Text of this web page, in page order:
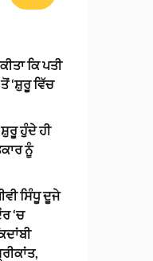
ਕਿ ਪਤੀ
‘ਸ਼ੁਰੂ ਵਿੱਚ
ਹੁੰਦੇ ਹੀ
ਨੂੰ
ਸਿੰਧੂ ਦੂਜੇ
‘ਚ